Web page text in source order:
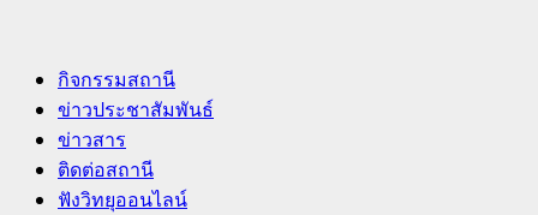
กิจกรรมสถานี
ข่าวประชาสัมพันธ์
ข่าวสาร
ติดต่อสถานี
ฟังวิทยุออนไลน์